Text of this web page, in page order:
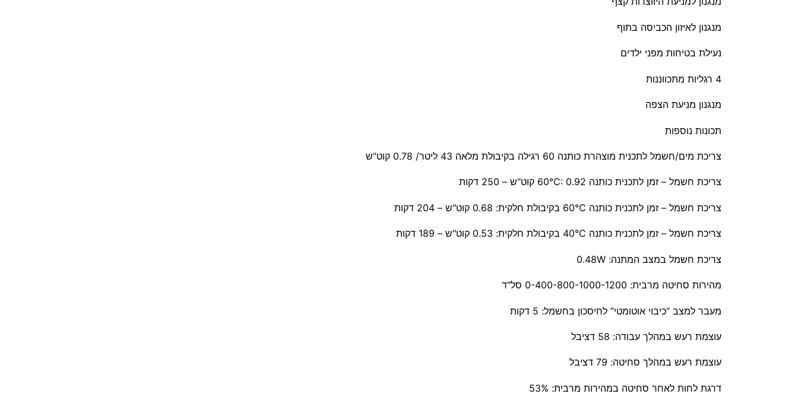
מנגנון לאיזון הכביסה בתוף
נעילת בטיחות מפני ילדים
4 רגליות מתכווננות
מנגנון מניעת הצפה
תכונות נוספות
צריכת מים/חשמל לתכנית מוצהרת כותנה 60 רגילה בקיבולת מלאה 43 ליטר/ 0.78 קוט"ש
צריכת חשמל – זמן לתכנית כותנה 60°C: 0.92 קוט"ש – 250 דקות
צריכת חשמל – זמן לתכנית כותנה 60°C בקיבולת חלקית: 0.68 קוט"ש – 204 דקות
צריכת חשמל – זמן לתכנית כותנה 40°C בקיבולת חלקית: 0.53 קוט"ש – 189 דקות
צריכת חשמל במצב המתנה: 0.48W
מהירות סחיטה מרבית: 0-400-800-1000-1200 סל"ד
מעבר למצב “כיבוי אוטומטי” לחיסכון בחשמל: 5 דקות
עוצמת רעש במהלך עבודה: 58 דציבל
עוצמת רעש במהלך סחיטה: 79 דציבל
דרגת לחות לאחר סחיטה במהירות מרבית: 53%